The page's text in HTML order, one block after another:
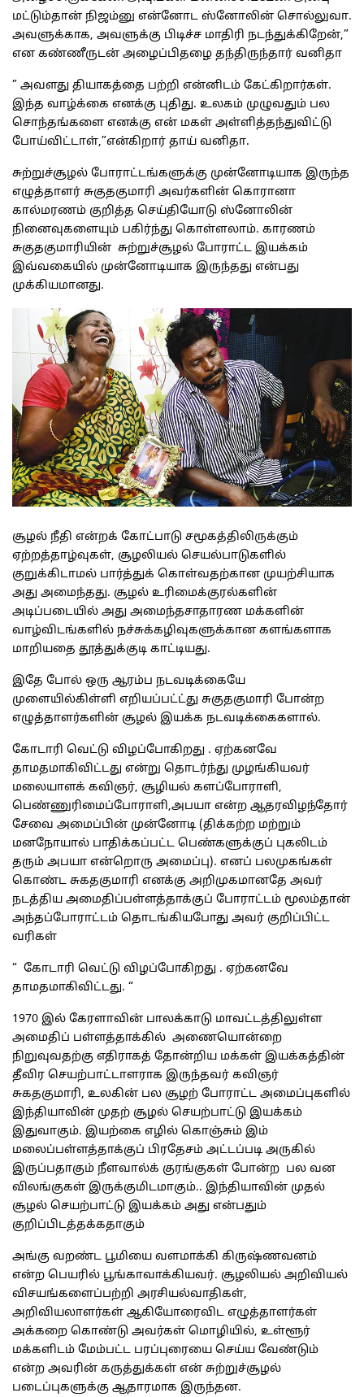
மட்டும்தான் நிஜம்னு என்னோட ஸ்னோலின் சொல்லுவா.
அவளுக்காக, அவளுக்கு பிடிச்ச மாதிரி நடந்துக்கிறேன்,”
என கண்ணீருடன் அழைப்பிதழை தந்திருந்தார் வனிதா
” அவளது தியாகத்தை பற்றி என்னிடம் கேட்கிறார்கள்.
இந்த வாழ்க்கை எனக்கு புதிது. உலகம் முழுவதும் பல
சொந்தங்களை எனக்கு என் மகள் அள்ளித்தந்துவிட்டு
போய்விட்டாள்,”என்கிறார் தாய் வனிதா.
சுற்றுச்சூழல் போராட்டங்களுக்கு முன்னோடியாக இருந்த
எழுத்தாளர் சுகுதகுமாரி அவர்களின் கொரானா
கால்மரணம் குறித்த செய்தியோடு ஸ்னோலின்
நினைவுகளையும் பகிர்ந்து கொள்ளலாம். காரணம்
சுகுதகுமாரியின் சுற்றுச்சூழல் போராட்ட இயக்கம்
இவ்வகையில் முன்னோடியாக இருந்தது என்பது
முக்கியமானது.
சூழல் நீதி என்றக் கோட்பாடு சமூகத்திலிருக்கும்
ஏற்றத்தாழ்வுகள், சூழலியல் செயல்பாடுகளில்
குறுக்கிடாமல் பார்த்துக் கொள்வதற்கான முயற்சியாக
அது அமைந்தது. சூழல் உரிமைக்குரல்களின்
அடிப்படையில் அது அமைந்தசாதாரண மக்களின்
வாழ்விடங்களில் நச்சுக்கழிவுகளுக்கான களங்களாக
மாறியதை தூத்துக்குடி காட்டியது.
இதே போல் ஒரு ஆரம்ப நடவடிக்கையே
முளையில்கிள்ளி எறியப்பட்ட்து சுகுதகுமாரி போன்ற
எழுத்தாளர்களின் சூழல் இயக்க நடவடிக்கைகளால்.
கோடாரி வெட்டு விழப்போகிறது . ஏற்கனவே
தாமதமாகிவிட்டது என்று தொடர்ந்து முழங்கியவர்
மலையாளக் கவிஞர், சூழியல் களப்போராளி,
பெண்ணுரிமைப்போராளி,அபயா என்ற ஆதரவிழந்தோர்
சேவை அமைப்பின் முன்னோடி (திக்கற்ற மற்றும்
மனநோயால் பாதிக்கப்பட்ட பெண்களுக்குப் புகலிடம்
தரும் அபயா என்றொரு அமைப்பு). எனப் பலமுகங்கள்
கொண்ட சுகதகுமாரி எனக்கு அறிமுகமானதே அவர்
நடத்திய அமைதிப்பள்ளத்தாக்குப் போராட்டம் மூலம்தான்
அந்தப்போராட்டம் தொடங்கியபோது அவர் குறிப்பிட்ட
வரிகள்
“ கோடாரி வெட்டு விழப்போகிறது . ஏற்கனவே
தாமதமாகிவிட்டது. “
1970 இல் கேரளாவின் பாலக்காடு மாவட்டத்திலுள்ள
அமைதிப் பள்ளத்தாக்கில் அணையொன்றை
நிறுவுவதற்கு எதிராகத் தோன்றிய மக்கள் இயக்கத்தின்
தீவிர செயற்பாட்டாளராக இருந்தவர் கவிஞர்
சுகதகுமாரி, உலகின் பல சூழற் போராட்ட அமைப்புகளில்
இந்தியாவின் முதற் சூழல் செயற்பாட்டு இயக்கம்
இதுவாகும். இயற்கை எழில் கொஞ்சும் இம்
மலைப்பள்ளத்தாக்குப் பிரதேசம் அட்டப்படி அருகில்
இருப்பதாகும் நீளவால்க் குரங்குகள் போன்ற பல வன
விலங்குகள் இருக்குமிடமாகும்.. இந்தியாவின் முதல்
சூழல் செயற்பாட்டு இயக்கம் அது என்பதும்
குறிப்பிடத்தக்கதாகும்
அங்கு வறண்ட பூமியை வளமாக்கி கிருஷ்ணவனம்
என்ற பெயரில் பூங்காவாக்கியவர். சூழலியல் அறிவியல்
விசயங்களைப்பற்றி அரசியல்வாதிகள்,
அறிவியலாளர்கள் ஆகியோரைவிட எழுத்தாளர்கள்
அக்கறை கொண்டு அவர்கள் மொழியில், உள்ளூர்
மக்களிடம் மேம்பட்ட பரப்புரையை செய்ய வேண்டும்
என்ற அவரின் கருத்துக்கள் என் சுற்றுச்சூழல்
படைப்புகளுக்கு ஆதாரமாக இருந்தன.